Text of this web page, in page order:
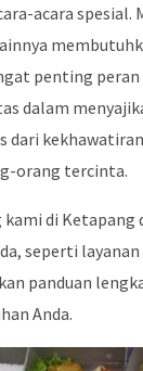
acara
penting
dalam
dari
orang tercinta.
di
seperti
panduan
Anda.